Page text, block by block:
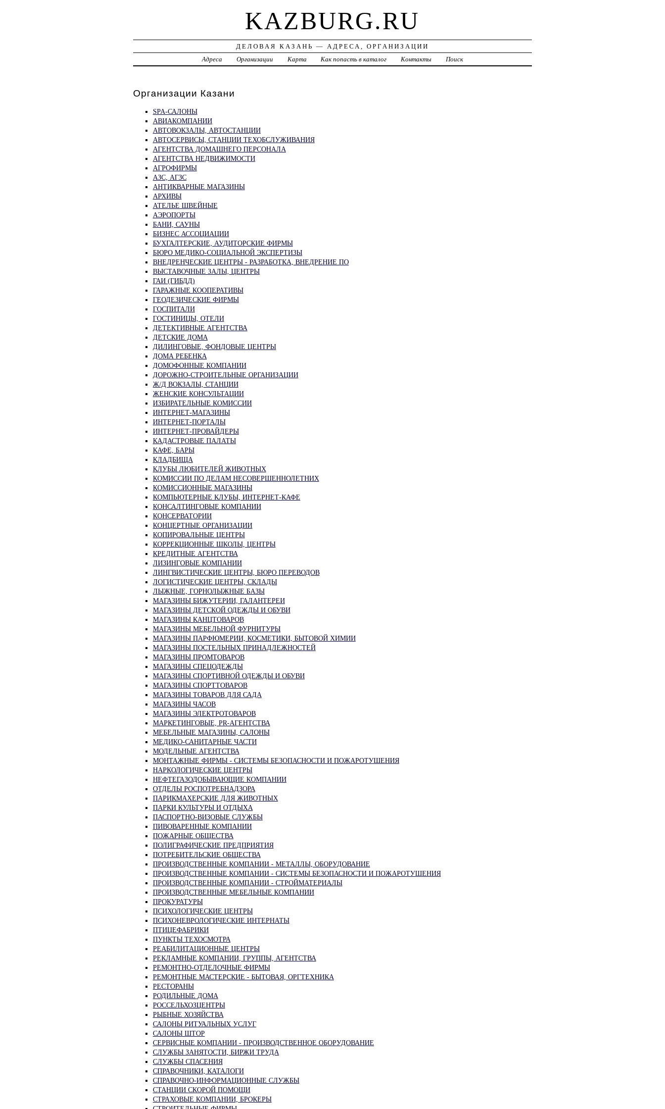
KAZBURG.RU
ДЕЛОВАЯ КАЗАНЬ — АДРЕСА, ОРГАНИЗАЦИИ
Адреса
Организации Карта Как попасть в каталог Контакты Поиск
Организации Казани
SPA-САЛОНЫ
АВИАКОМПАНИИ
АВТОВОКЗАЛЫ, АВТОСТАНЦИИ
АВТОСЕРВИСЫ, СТАНЦИИ ТЕХОБСЛУЖИВАНИЯ
АГЕНТСТВА ДОМАШНЕГО ПЕРСОНАЛА
АГЕНТСТВА НЕДВИЖИМОСТИ
АГРОФИРМЫ
АЗС, АГЗС
АНТИКВАРНЫЕ МАГАЗИНЫ
АРХИВЫ
АТЕЛЬЕ ШВЕЙНЫЕ
АЭРОПОРТЫ
БАНИ, САУНЫ
БИЗНЕС АССОЦИАЦИИ
БУХГАЛТЕРСКИЕ, АУДИТОРСКИЕ ФИРМЫ
БЮРО МЕДИКО-СОЦИАЛЬНОЙ ЭКСПЕРТИЗЫ
ВНЕДРЕНЧЕСКИЕ ЦЕНТРЫ - РАЗРАБОТКА, ВНЕДРЕНИЕ ПО
ВЫСТАВОЧНЫЕ ЗАЛЫ, ЦЕНТРЫ
ГАИ (ГИБДД)
ГАРАЖНЫЕ КООПЕРАТИВЫ
ГЕОДЕЗИЧЕСКИЕ ФИРМЫ
ГОСПИТАЛИ
ГОСТИНИЦЫ, ОТЕЛИ
ДЕТЕКТИВНЫЕ АГЕНТСТВА
ДЕТСКИЕ ДОМА
ДИЛИНГОВЫЕ, ФОНДОВЫЕ ЦЕНТРЫ
ДОМА РЕБЕНКА
ДОМОФОННЫЕ КОМПАНИИ
ДОРОЖНО-СТРОИТЕЛЬНЫЕ ОРГАНИЗАЦИИ
Ж/Д ВОКЗАЛЫ, СТАНЦИИ
ЖЕНСКИЕ КОНСУЛЬТАЦИИ
ИЗБИРАТЕЛЬНЫЕ КОМИССИИ
ИНТЕРНЕТ-МАГАЗИНЫ
ИНТЕРНЕТ-ПОРТАЛЫ
ИНТЕРНЕТ-ПРОВАЙДЕРЫ
КАДАСТРОВЫЕ ПАЛАТЫ
КАФЕ, БАРЫ
КЛАДБИЩА
КЛУБЫ ЛЮБИТЕЛЕЙ ЖИВОТНЫХ
КОМИССИИ ПО ДЕЛАМ НЕСОВЕРШЕННОЛЕТНИХ
КОМИССИОННЫЕ МАГАЗИНЫ
КОМПЬЮТЕРНЫЕ КЛУБЫ, ИНТЕРНЕТ-КАФЕ
КОНСАЛТИНГОВЫЕ КОМПАНИИ
КОНСЕРВАТОРИИ
КОНЦЕРТНЫЕ ОРГАНИЗАЦИИ
КОПИРОВАЛЬНЫЕ ЦЕНТРЫ
КОРРЕКЦИОННЫЕ ШКОЛЫ, ЦЕНТРЫ
КРЕДИТНЫЕ АГЕНТСТВА
ЛИЗИНГОВЫЕ КОМПАНИИ
ЛИНГВИСТИЧЕСКИЕ ЦЕНТРЫ, БЮРО ПЕРЕВОДОВ
ЛОГИСТИЧЕСКИЕ ЦЕНТРЫ, СКЛАДЫ
ЛЫЖНЫЕ, ГОРНОЛЫЖНЫЕ БАЗЫ
МАГАЗИНЫ БИЖУТЕРИИ, ГАЛАНТЕРЕИ
МАГАЗИНЫ ДЕТСКОЙ ОДЕЖДЫ И ОБУВИ
МАГАЗИНЫ КАНЦТОВАРОВ
МАГАЗИНЫ МЕБЕЛЬНОЙ ФУРНИТУРЫ
МАГАЗИНЫ ПАРФЮМЕРИИ, КОСМЕТИКИ, БЫТОВОЙ ХИМИИ
МАГАЗИНЫ ПОСТЕЛЬНЫХ ПРИНАДЛЕЖНОСТЕЙ
МАГАЗИНЫ ПРОМТОВАРОВ
МАГАЗИНЫ СПЕЦОДЕЖДЫ
МАГАЗИНЫ СПОРТИВНОЙ ОДЕЖДЫ И ОБУВИ
МАГАЗИНЫ СПОРТТОВАРОВ
МАГАЗИНЫ ТОВАРОВ ДЛЯ САДА
МАГАЗИНЫ ЧАСОВ
МАГАЗИНЫ ЭЛЕКТРОТОВАРОВ
МАРКЕТИНГОВЫЕ, PR-АГЕНТСТВА
МЕБЕЛЬНЫЕ МАГАЗИНЫ, САЛОНЫ
МЕДИКО-САНИТАРНЫЕ ЧАСТИ
МОДЕЛЬНЫЕ АГЕНТСТВА
МОНТАЖНЫЕ ФИРМЫ - СИСТЕМЫ БЕЗОПАСНОСТИ И ПОЖАРОТУШЕНИЯ
НАРКОЛОГИЧЕСКИЕ ЦЕНТРЫ
НЕФТЕГАЗОДОБЫВАЮЩИЕ КОМПАНИИ
ОТДЕЛЫ РОСПОТРЕБНАДЗОРА
ПАРИКМАХЕРСКИЕ ДЛЯ ЖИВОТНЫХ
ПАРКИ КУЛЬТУРЫ И ОТДЫХА
ПАСПОРТНО-ВИЗОВЫЕ СЛУЖБЫ
ПИВОВАРЕННЫЕ КОМПАНИИ
ПОЖАРНЫЕ ОБЩЕСТВА
ПОЛИГРАФИЧЕСКИЕ ПРЕДПРИЯТИЯ
ПОТРЕБИТЕЛЬСКИЕ ОБЩЕСТВА
ПРОИЗВОДСТВЕННЫЕ КОМПАНИИ - МЕТАЛЛЫ, ОБОРУДОВАНИЕ
ПРОИЗВОДСТВЕННЫЕ КОМПАНИИ - СИСТЕМЫ БЕЗОПАСНОСТИ И ПОЖАРОТУШЕНИЯ
ПРОИЗВОДСТВЕННЫЕ КОМПАНИИ - СТРОЙМАТЕРИАЛЫ
ПРОИЗВОДСТВЕННЫЕ МЕБЕЛЬНЫЕ КОМПАНИИ
ПРОКУРАТУРЫ
ПСИХОЛОГИЧЕСКИЕ ЦЕНТРЫ
ПСИХОНЕВРОЛОГИЧЕСКИЕ ИНТЕРНАТЫ
ПТИЦЕФАБРИКИ
ПУНКТЫ ТЕХОСМОТРА
РЕАБИЛИТАЦИОННЫЕ ЦЕНТРЫ
РЕКЛАМНЫЕ КОМПАНИИ, ГРУППЫ, АГЕНТСТВА
РЕМОНТНО-ОТДЕЛОЧНЫЕ ФИРМЫ
РЕМОНТНЫЕ МАСТЕРСКИЕ - БЫТОВАЯ, ОРГТЕХНИКА
РЕСТОРАНЫ
РОДИЛЬНЫЕ ДОМА
РОССЕЛЬХОЗЦЕНТРЫ
РЫБНЫЕ ХОЗЯЙСТВА
САЛОНЫ РИТУАЛЬНЫХ УСЛУГ
САЛОНЫ ШТОР
СЕРВИСНЫЕ КОМПАНИИ - ПРОИЗВОДСТВЕННОЕ ОБОРУДОВАНИЕ
СЛУЖБЫ ЗАНЯТОСТИ, БИРЖИ ТРУДА
СЛУЖБЫ СПАСЕНИЯ
СПРАВОЧНИКИ, КАТАЛОГИ
СПРАВОЧНО-ИНФОРМАЦИОННЫЕ СЛУЖБЫ
СТАНЦИИ СКОРОЙ ПОМОЩИ
СТРАХОВЫЕ КОМПАНИИ, БРОКЕРЫ